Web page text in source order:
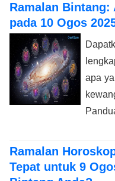
Ramalan Bintang:
pada 10 Ogos
apa
Ramalan
Tepat untuk 9